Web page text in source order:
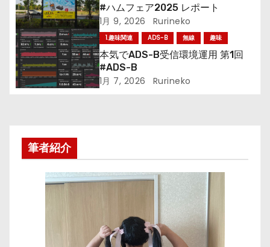
ョ
ン
#ハムフェア2025 レポート
1月 9, 2026 Rurineko
1.趣味関連 ADS-B 無線 趣味
本気でADS-B受信環境運用 第1回
#ADS-B
1月 7, 2026 Rurineko
筆者紹介